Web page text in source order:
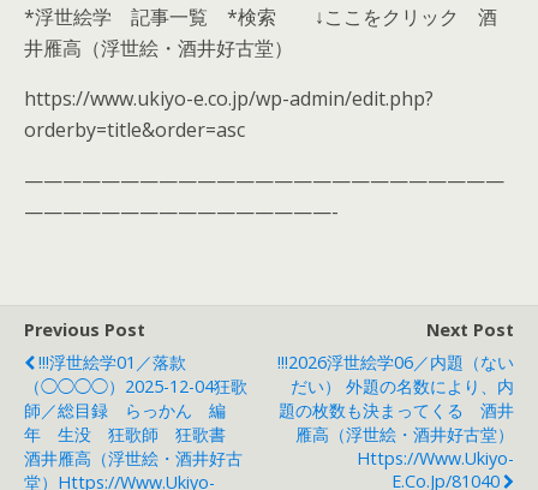
*浮世絵学 記事一覧 *検索 ↓ここをクリック 酒
井雁高（浮世絵・酒井好古堂）
https://www.ukiyo-e.co.jp/wp-admin/edit.php?
orderby=title&order=asc
—————————————————————————
————————————————-
Previous Post
!!!浮世絵学01／落款
（◯◯◯◯）2025-12-04狂歌
師／総目録 らっかん 編
年 生没 狂歌師 狂歌書
酒井雁高（浮世絵・酒井好古
堂）https://www.ukiyo-
Next Post
!!!2026浮世絵学06／内題（ない
だい） 外題の名数により、内
題の枚数も決まってくる 酒井
雁高（浮世絵・酒井好古堂）
Https://www.ukiyo-
E.co.jp/81040